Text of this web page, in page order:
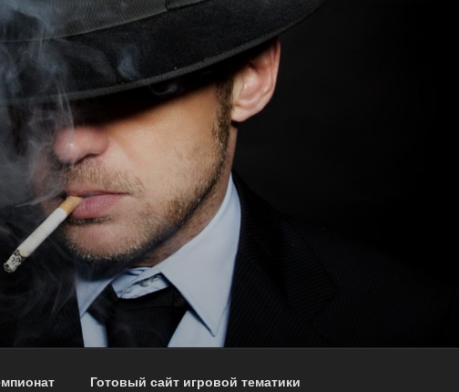
Готовый сайт игровой тематики